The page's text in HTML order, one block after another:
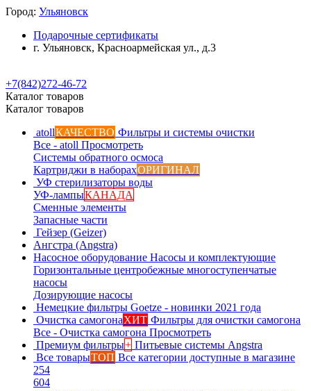
Город: Ульяновск
Подарочные сертификаты
г. Ульяновск, Красноармейская ул., д.3
+7(842)272-46-72
Каталог товаров
Каталог товаров
atollКАЧЕСТВО Фильтры и системы очистки
Все - atoll Просмотреть
Системы обратного осмоса
Картриджи в наборахОРИГИНАЛ
УФ стерилизаторы воды
УФ-лампыКАНАДА
Сменные элементы
Запасные части
Гейзер (Geizer)
Ангстра (Angstra)
Насосное оборудование Насосы и комплектующие
Горизонтальные центробежные многоступенчатые
насосы
Дозирующие насосы
Немецкие фильтры Goetze - новинки 2021 года
Очистка самогонаХИТ Фильтры для очистки самогона
Все - Очистка самогона Просмотреть
Премиум фильтры+ Питьевые системы Angstra
Все товарыТОП Все категории доступные в магазине
254
604